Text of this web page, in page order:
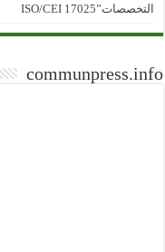
التخصصات”ISO/CEI 17025
communpress.info